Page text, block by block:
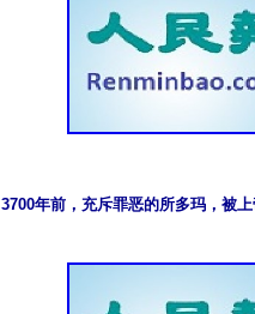
3700年前，充斥罪恶的所多玛，被上